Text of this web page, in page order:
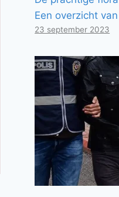
Een overzicht
23 september 2023